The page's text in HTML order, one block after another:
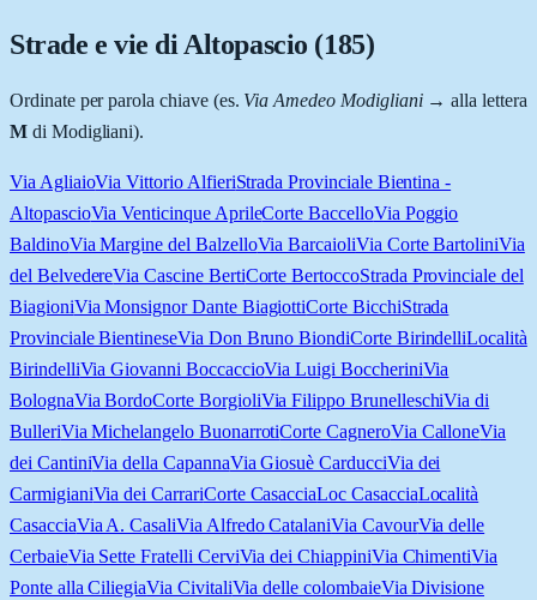
Strade e vie diAltopascio (185)
Ordinate per parola chiave (es. Via Amedeo Modigliani→ alla lettera
Mdi Modigliani).
Via AgliaioVia Vittorio AlfieriStrada Provinciale Bientina -
AltopascioVia Venticinque AprileCorte BaccelloVia Poggio
BaldinoVia Margine del BalzelloVia BarcaioliVia Corte BartoliniVia
del BelvedereVia Cascine BertiCorte BertoccoStrada Provinciale del
BiagioniVia Monsignor Dante BiagiottiCorte BicchiStrada
Provinciale BientineseVia Don Bruno BiondiCorte BirindelliLocalità
BirindelliVia Giovanni BoccaccioVia Luigi BoccheriniVia
BolognaVia BordoCorte BorgioliVia Filippo BrunelleschiVia di
BulleriVia Michelangelo BuonarrotiCorte CagneroVia CalloneVia
dei CantiniVia della CapannaVia Giosuè CarducciVia dei
CarmigianiVia dei CarrariCorte CasacciaLoc CasacciaLocalità
CasacciaVia A. CasaliVia Alfredo CatalaniVia CavourVia delle
CerbaieVia Sette Fratelli CerviVia dei ChiappiniVia ChimentiVia
Ponte alla CiliegiaVia CivitaliVia delle colombaieVia Divisione